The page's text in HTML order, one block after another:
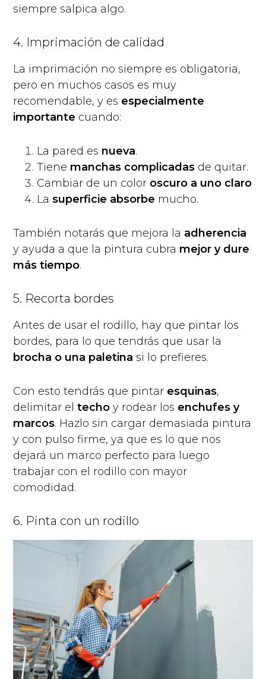
siempre salpica algo.
4. Imprimación de calidad
La imprimación no siempre es obligatoria,
pero en muchos casos es muy
recomendable, y es especialmente
importante cuando:
La pared es nueva.
Tiene manchas complicadas de quitar.
Cambiar de un color oscuro a uno claro
Lasuperficie absorbe mucho.
También notarás que mejora la adherencia
y ayuda a que la pintura cubra mejor y dure
más tiempo.
5. Recorta bordes
Antes de usar el rodillo, hay que pintar los
bordes, para lo que tendrás que usar la
brocha o una paletina si lo prefieres.
Con esto tendrás que pintar esquinas,
delimitar eltecho y rodear los enchufes y
marcos. Hazlo sin cargar demasiada pintura
y con pulso firme, ya que es lo que nos
dejará un marco perfecto para luego
trabajar con el rodillo con mayor
comodidad.
6. Pinta con un rodillo